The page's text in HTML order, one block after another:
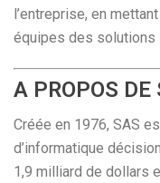
l’entreprise, en
équipes des solutions
A PROPOS DE
Créée en 1976, SAS
d’informatique
1,9 milliard de dollars